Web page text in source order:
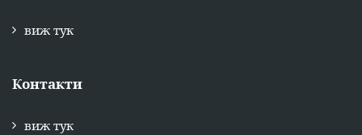
виж тук
Контакти
виж тук